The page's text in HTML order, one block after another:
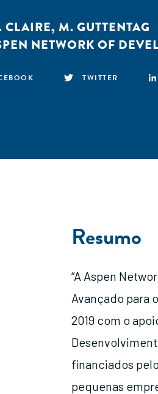
CLAIRE, M. GUTTENTAG
NETWORK OF
TWITTER
Resumo
“A Aspen
Avançado para
2019 com o
financiados
pequenas